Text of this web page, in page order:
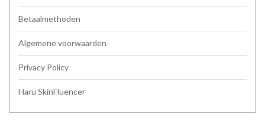
Betaalmethoden
Algemene voorwaarden
Privacy Policy
Haru SkinFluencer